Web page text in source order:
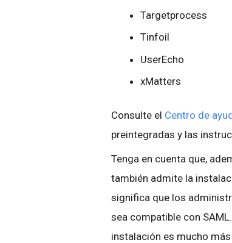
Targetprocess
Tinfoil
UserEcho
xMatters
Consulte el Centro de
preintegradas y las
Tenga en cuenta que,
también admite la
significa que los
sea compatible con
instalación es mucho